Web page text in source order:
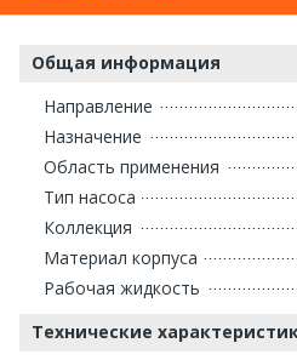
Общая информация
Направление
Назначение
Область применения
Тип насоса
Коллекция
Материал корпуса
Рабочая жидкость
Технические